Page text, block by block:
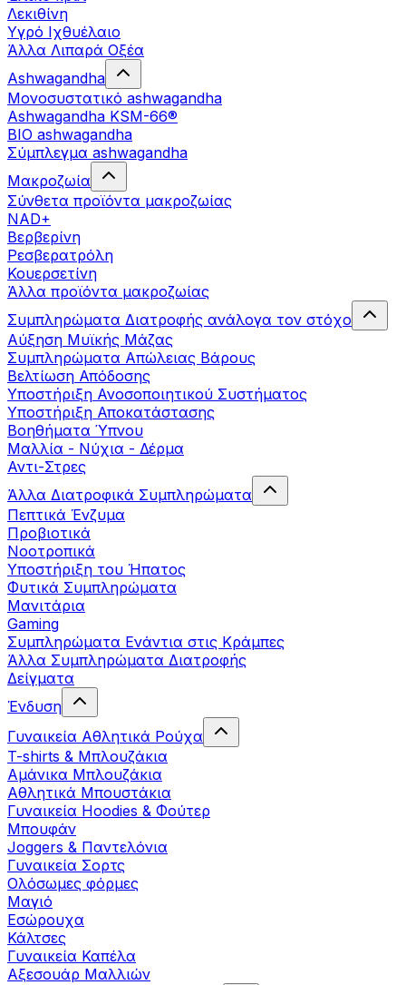
Λεκιθίνη
Υγρό Ιχθυέλαιο
Άλλα Λιπαρά Οξέα
Ashwagandha
Μονοσυστατικό ashwagandha
Ashwagandha KSM-66®
BIO ashwagandha
Σύμπλεγμα ashwagandha
Μακροζωία
Σύνθετα προϊόντα μακροζωίας
NAD+
Βερβερίνη
Ρεσβερατρόλη
Κουερσετίνη
Άλλα προϊόντα μακροζωίας
Συμπληρώματα Διατροφής ανάλογα τον στόχο
Αύξηση Μυϊκής Μάζας
Συμπληρώματα Aπώλειας Βάρους
Βελτίωση Απόδοσης
Υποστήριξη Ανοσοποιητικού Συστήματος
Yποστήριξη Αποκατάστασης
Βοηθήματα Ύπνου
Μαλλία - Νύχια - Δέρμα
Αντι-Στρες
Άλλα Διατροφικά Συμπληρώματα
Πεπτικά Ένζυμα
Προβιοτικά
Νοοτροπικά
Υποστήριξη του Ήπατος
Φυτικά Συμπληρώματα
Μανιτάρια
Gaming
Συμπληρώματα Ενάντια στις Κράμπες
Άλλα Συμπληρώματα Διατροφής
Δείγματα
Ένδυση
Γυναικεία Αθλητικά Ρούχα
T-shirts & Μπλουζάκια
Αμάνικα Μπλουζάκια
Aθλητικά Μπουστάκια
Γυναικεία Hoodies & Φούτερ
Μπουφάν
Joggers & Παντελόνια
Γυναικεία Σορτς
Ολόσωμες φόρμες
Μαγιό
Εσώρουχα
Κάλτσες
Γυναικεία Καπέλα
Αξεσουάρ Μαλλιών